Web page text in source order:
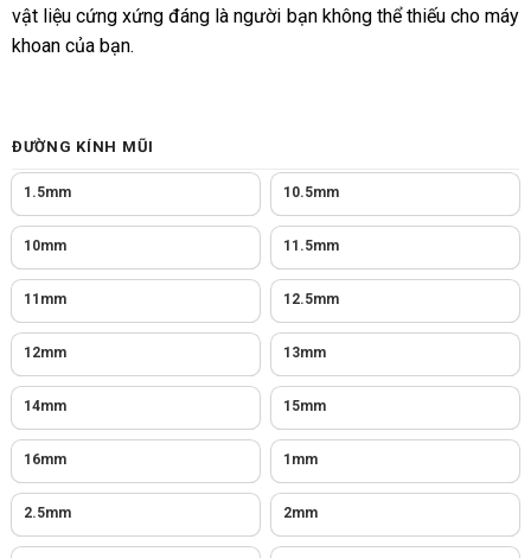
vật liệu cứng xứng đáng là người bạn không thể thiếu cho máy
khoan của bạn.
ĐƯỜNG KÍNH MŨI
1.5mm 10.5mm
10mm 11.5mm
11mm 12.5mm
12mm 13mm
14mm 15mm
16mm 1mm
2.5mm 2mm